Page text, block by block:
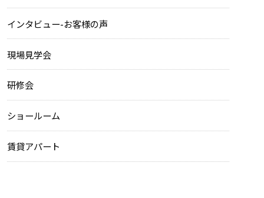
インタビュー-お客様の声
現場見学会
研修会
ショールーム
賃貸アパート